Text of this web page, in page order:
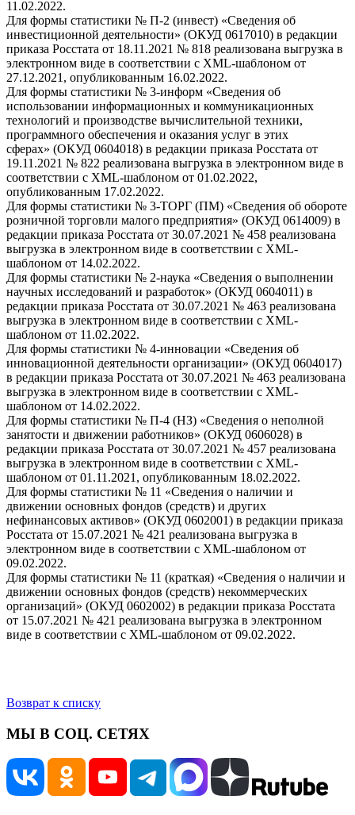
11.02.2022.
Для формы статистики № П-2 (инвест) «Сведения об
инвестиционной деятельности» (ОКУД 0617010) в редакции
приказа Росстата от 18.11.2021 № 818 реализована выгрузка в
электронном виде в соответствии с XML-шаблоном от
27.12.2021, опубликованным 16.02.2022.
Для формы статистики № 3-информ «Сведения об
использовании информационных и коммуникационных
технологий и производстве вычислительной техники,
программного обеспечения и оказания услуг в этих
сферах» (ОКУД 0604018) в редакции приказа Росстата от
19.11.2021 № 822 реализована выгрузка в электронном виде в
соответствии с XML-шаблоном от 01.02.2022,
опубликованным 17.02.2022.
Для формы статистики № 3-ТОРГ (ПМ) «Сведения об обороте
розничной торговли малого предприятия» (ОКУД 0614009) в
редакции приказа Росстата от 30.07.2021 № 458 реализована
выгрузка в электронном виде в соответствии с XML-
шаблоном от 14.02.2022.
Для формы статистики № 2-наука «Сведения о выполнении
научных исследований и разработок» (ОКУД 0604011) в
редакции приказа Росстата от 30.07.2021 № 463 реализована
выгрузка в электронном виде в соответствии с XML-
шаблоном от 11.02.2022.
Для формы статистики № 4-инновации «Сведения об
инновационной деятельности организации» (ОКУД 0604017)
в редакции приказа Росстата от 30.07.2021 № 463 реализована
выгрузка в электронном виде в соответствии с XML-
шаблоном от 14.02.2022.
Для формы статистики № П-4 (НЗ) «Сведения о неполной
занятости и движении работников» (ОКУД 0606028) в
редакции приказа Росстата от 30.07.2021 № 457 реализована
выгрузка в электронном виде в соответствии с XML-
шаблоном от 01.11.2021, опубликованным 18.02.2022.
Для формы статистики № 11 «Сведения о наличии и
движении основных фондов (средств) и других
нефинансовых активов» (ОКУД 0602001) в редакции приказа
Росстата от 15.07.2021 № 421 реализована выгрузка в
электронном виде в соответствии с XML-шаблоном от
09.02.2022.
Для формы статистики № 11 (краткая) «Сведения о наличии и
движении основных фондов (средств) некоммерческих
организаций» (ОКУД 0602002) в редакции приказа Росстата
от 15.07.2021 № 421 реализована выгрузка в электронном
виде в соответствии с XML-шаблоном от 09.02.2022.
Возврат к списку
МЫ В СОЦ. СЕТЯХ